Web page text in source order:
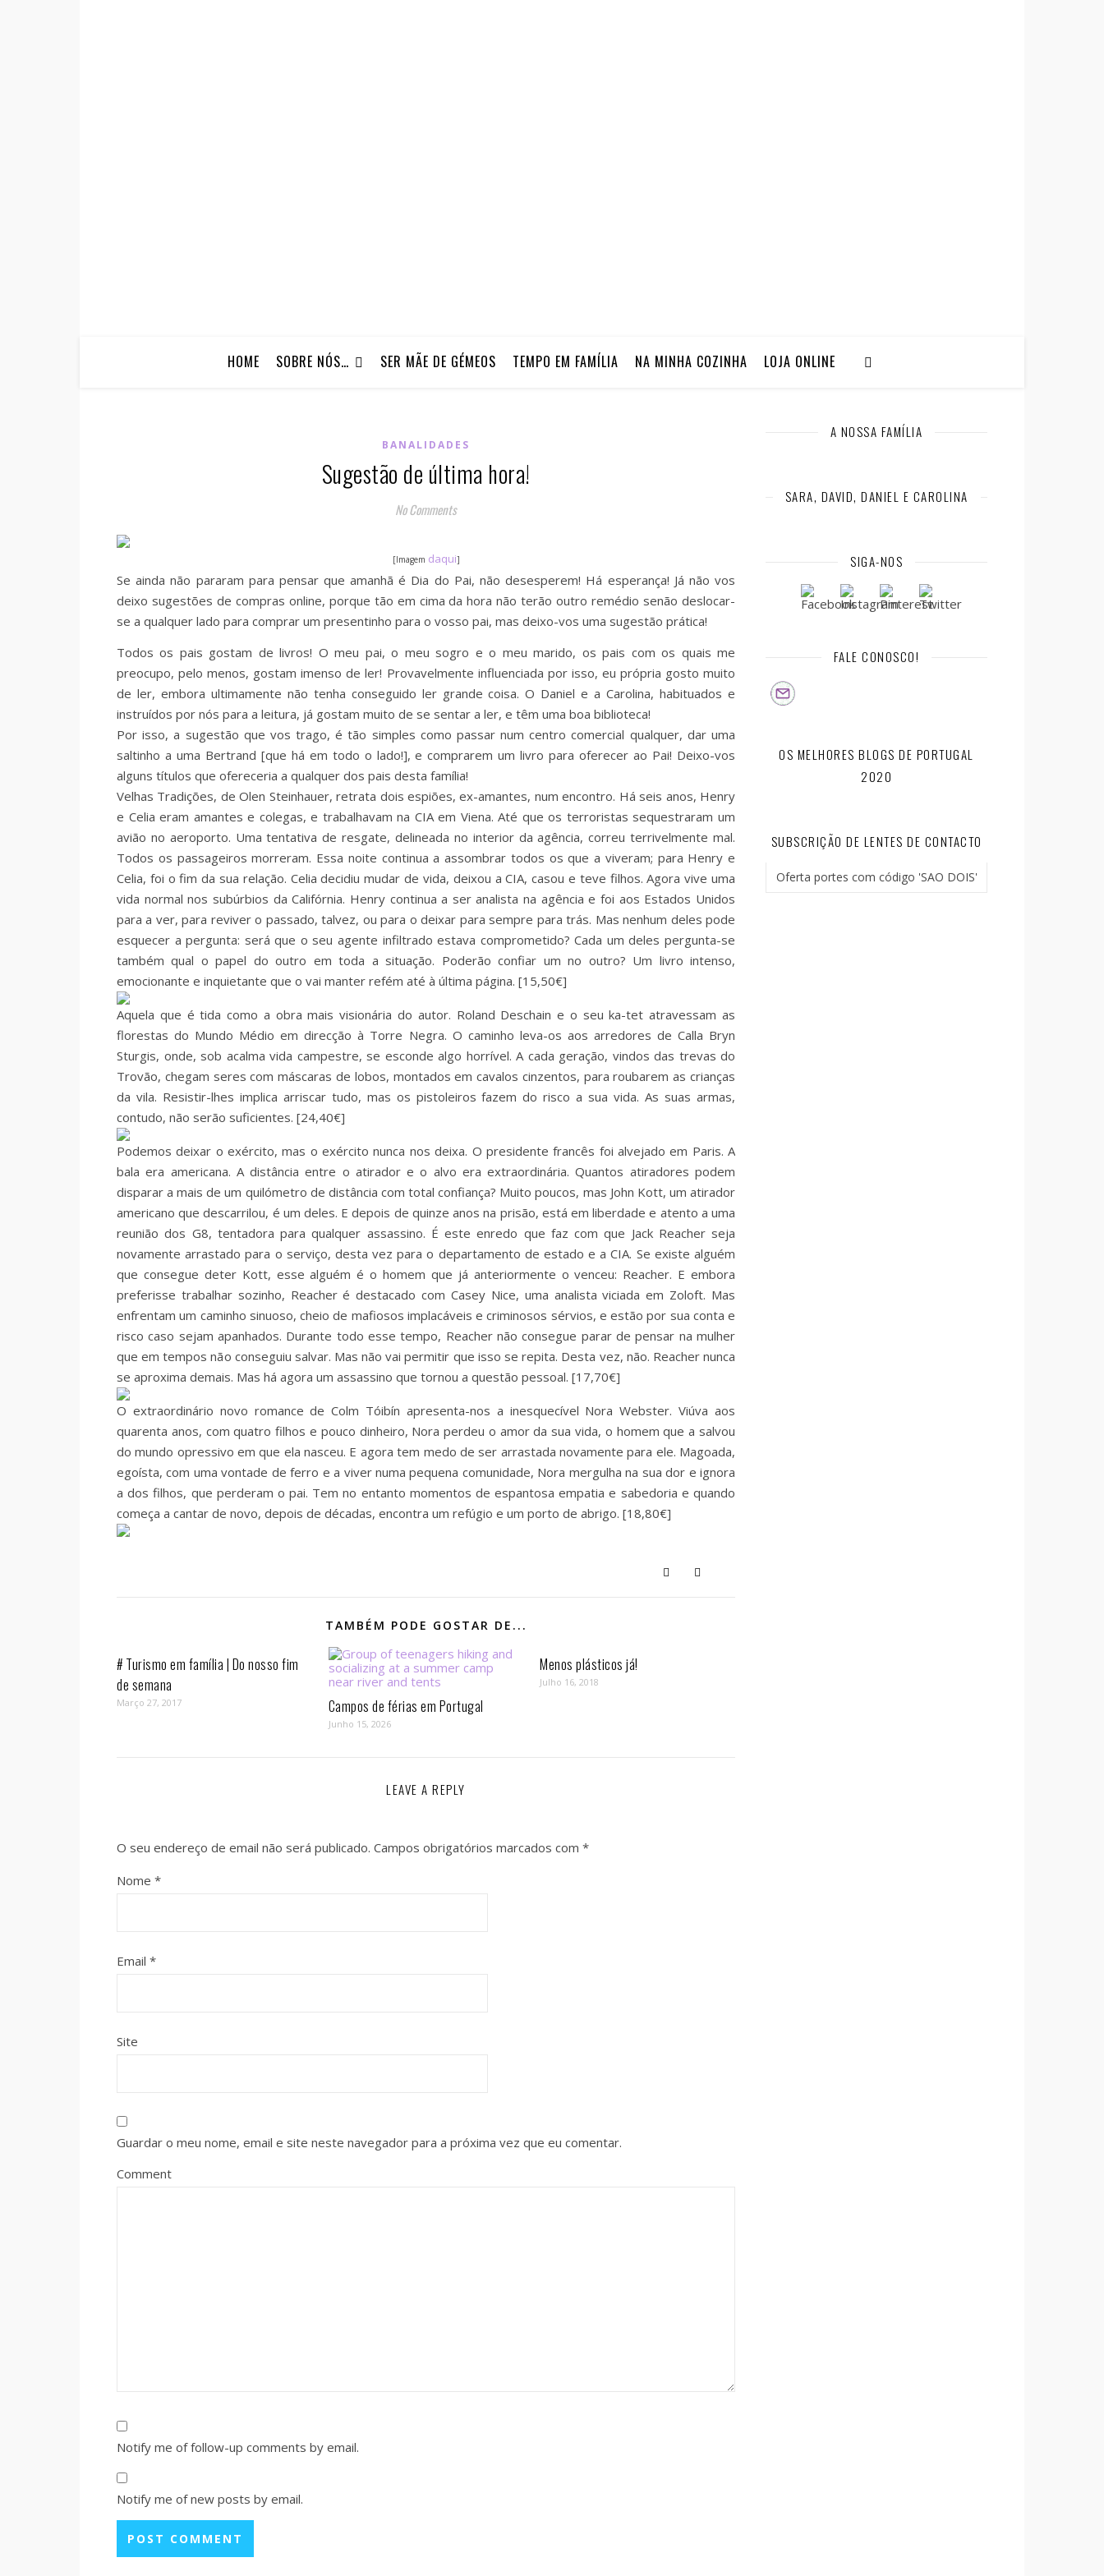
HOME SOBRE NÓS… SER MÃE DE GÉMEOS TEMPO EM FAMÍLIA NA MINHA COZINHA LOJA ONLINE
BANALIDADES
Sugestão de última hora!
No Comments
[Imagem daqui]
Se ainda não pararam para pensar que amanhã é Dia do Pai, não desesperem! Há esperança! Já não vos
deixo sugestões de compras online, porque tão em cima da hora não terão outro remédio senão deslocar-
se a qualquer lado para comprar um presentinho para o vosso pai, mas deixo-vos uma sugestão prática!
Todos os pais gostam de livros! O meu pai, o meu sogro e o meu marido, os pais com os quais me
preocupo, pelo menos, gostam imenso de ler! Provavelmente influenciada por isso, eu própria gosto muito
de ler, embora ultimamente não tenha conseguido ler grande coisa. O Daniel e a Carolina, habituados e
instruídos por nós para a leitura, já gostam muito de se sentar a ler, e têm uma boa biblioteca!
Por isso, a sugestão que vos trago, é tão simples como passar num centro comercial qualquer, dar uma
saltinho a uma Bertrand [que há em todo o lado!], e comprarem um livro para oferecer ao Pai! Deixo-vos
alguns títulos que ofereceria a qualquer dos pais desta família!
Velhas Tradições, de Olen Steinhauer, retrata dois espiões, ex-amantes, num encontro. Há seis anos, Henry
e Celia eram amantes e colegas, e trabalhavam na CIA em Viena. Até que os terroristas sequestraram um
avião no aeroporto. Uma tentativa de resgate, delineada no interior da agência, correu terrivelmente mal.
Todos os passageiros morreram. Essa noite continua a assombrar todos os que a viveram; para Henry e
Celia, foi o fim da sua relação. Celia decidiu mudar de vida, deixou a CIA, casou e teve filhos. Agora vive uma
vida normal nos subúrbios da Califórnia. Henry continua a ser analista na agência e foi aos Estados Unidos
para a ver, para reviver o passado, talvez, ou para o deixar para sempre para trás. Mas nenhum deles pode
esquecer a pergunta: será que o seu agente infiltrado estava comprometido? Cada um deles pergunta-se
também qual o papel do outro em toda a situação. Poderão confiar um no outro? Um livro intenso,
emocionante e inquietante que o vai manter refém até à última página. [15,50€]
Aquela que é tida como a obra mais visionária do autor. Roland Deschain e o seu ka-tet atravessam as
florestas do Mundo Médio em direcção à Torre Negra. O caminho leva-os aos arredores de Calla Bryn
Sturgis, onde, sob acalma vida campestre, se esconde algo horrível. A cada geração, vindos das trevas do
Trovão, chegam seres com máscaras de lobos, montados em cavalos cinzentos, para roubarem as crianças
da vila. Resistir-lhes implica arriscar tudo, mas os pistoleiros fazem do risco a sua vida. As suas armas,
contudo, não serão suficientes. [24,40€]
Podemos deixar o exército, mas o exército nunca nos deixa. O presidente francês foi alvejado em Paris. A
bala era americana. A distância entre o atirador e o alvo era extraordinária. Quantos atiradores podem
disparar a mais de um quilómetro de distância com total confiança? Muito poucos, mas John Kott, um atirador
americano que descarrilou, é um deles. E depois de quinze anos na prisão, está em liberdade e atento a uma
reunião dos G8, tentadora para qualquer assassino. É este enredo que faz com que Jack Reacher seja
novamente arrastado para o serviço, desta vez para o departamento de estado e a CIA. Se existe alguém
que consegue deter Kott, esse alguém é o homem que já anteriormente o venceu: Reacher. E embora
preferisse trabalhar sozinho, Reacher é destacado com Casey Nice, uma analista viciada em Zoloft. Mas
enfrentam um caminho sinuoso, cheio de mafiosos implacáveis e criminosos sérvios, e estão por sua conta e
risco caso sejam apanhados. Durante todo esse tempo, Reacher não consegue parar de pensar na mulher
que em tempos não conseguiu salvar. Mas não vai permitir que isso se repita. Desta vez, não. Reacher nunca
se aproxima demais. Mas há agora um assassino que tornou a questão pessoal. [17,70€]
O extraordinário novo romance de Colm Tóibín apresenta-nos a inesquecível Nora Webster. Viúva aos
quarenta anos, com quatro filhos e pouco dinheiro, Nora perdeu o amor da sua vida, o homem que a salvou
do mundo opressivo em que ela nasceu. E agora tem medo de ser arrastada novamente para ele. Magoada,
egoísta, com uma vontade de ferro e a viver numa pequena comunidade, Nora mergulha na sua dor e ignora
a dos filhos, que perderam o pai. Tem no entanto momentos de espantosa empatia e sabedoria e quando
começa a cantar de novo, depois de décadas, encontra um refúgio e um porto de abrigo. [18,80€]
TAMBÉM PODE GOSTAR DE...
# Turismo em família | Do nosso fim
de semana
Março 27, 2017 Campos de férias em Portugal
Junho 15, 2026
Menos plásticos já!
Julho 16, 2018
LEAVE A REPLY
O seu endereço de email não será publicado. Campos obrigatórios marcados com *
Nome *
Email *
Site
Guardar o meu nome, email e site neste navegador para a próxima vez que eu comentar.
Comment
Notify me of follow-up comments by email.
Notify me of new posts by email.
A NOSSA FAMÍLIA
SARA, DAVID, DANIEL E CAROLINA
SIGA-NOS
FALE CONOSCO!
OS MELHORES BLOGS DE PORTUGAL
2020
SUBSCRIÇÃO DE LENTES DE CONTACTO
Oferta portes com código 'SAO DOIS'